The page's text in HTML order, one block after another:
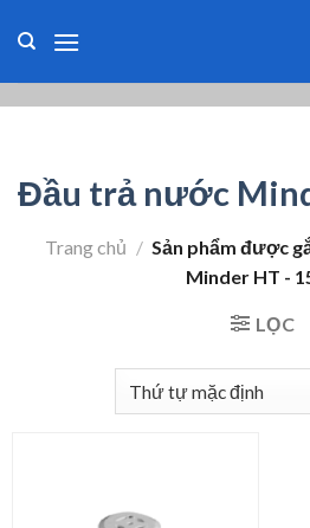
Đầu trả nước
Trang chủ / Sản phẩm được
Minder HT -
LỌC